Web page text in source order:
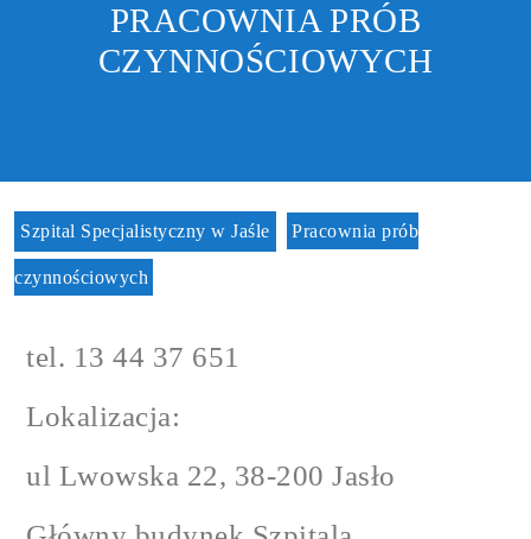
PRACOWNIA PRÓB
CZYNNOŚCIOWYCH
Szpital Specjalistyczny w Jaśle Pracownia prób
czynnościowych
tel. 13 44 37 651
Lokalizacja:
ul Lwowska 22, 38-200 Jasło